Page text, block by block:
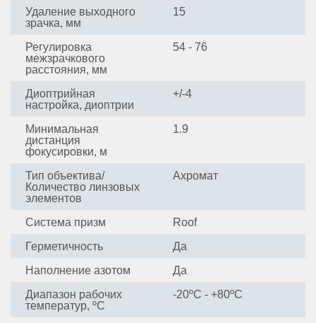
Удаление выходного
зрачка, мм
15
Регулировка
межзрачкового
расстояния, мм
54 - 76
Диоптрийная
настройка, диоптрии
+/-4
Минимальная
дистанция
фокусировки, м
1.9
Тип объектива/
Количество линзовых
элементов
Ахромат
Система призм
Roof
Герметичность
Да
Наполнение азотом
Да
Диапазон рабочих
температур, ºС
-20ºС - +80ºС